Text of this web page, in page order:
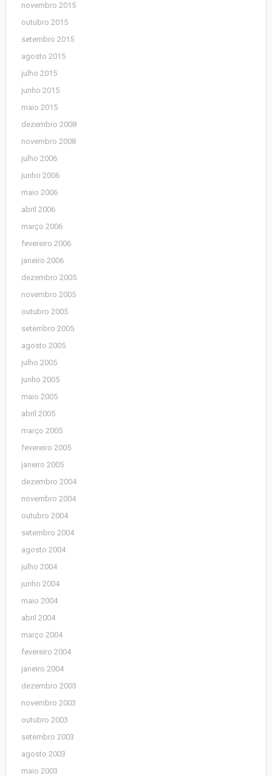
novembro 2015
outubro 2015
setembro 2015
agosto 2015
julho 2015
junho 2015
maio 2015
dezembro 2008
novembro 2008
julho 2006
junho 2006
maio 2006
abril 2006
março 2006
fevereiro 2006
janeiro 2006
dezembro 2005
novembro 2005
outubro 2005
setembro 2005
agosto 2005
julho 2005
junho 2005
maio 2005
abril 2005
março 2005
fevereiro 2005
janeiro 2005
dezembro 2004
novembro 2004
outubro 2004
setembro 2004
agosto 2004
julho 2004
junho 2004
maio 2004
abril 2004
março 2004
fevereiro 2004
janeiro 2004
dezembro 2003
novembro 2003
outubro 2003
setembro 2003
agosto 2003
maio 2003